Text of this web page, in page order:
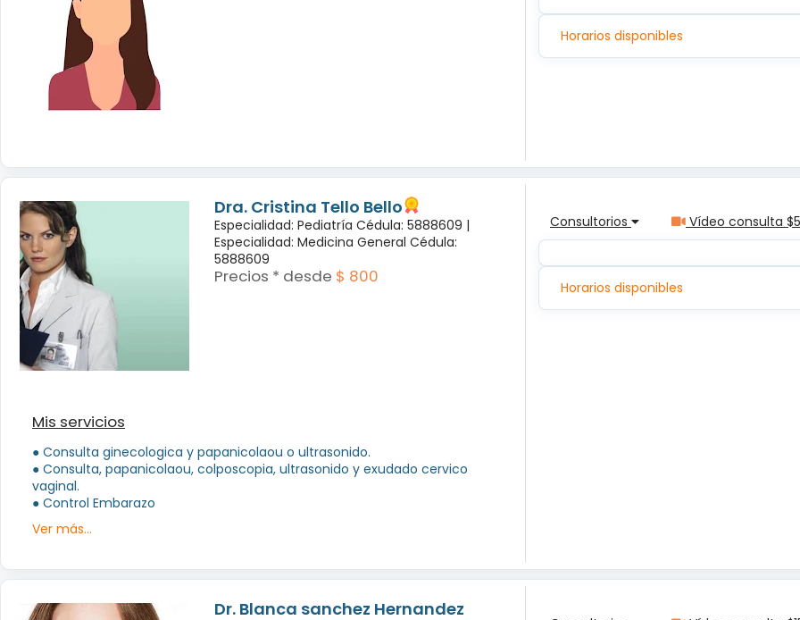
Horarios disponibles
Dra. Cristina Tello Bello
Especialidad: Pediatría Cédula: 5888609 |
Especialidad: Medicina General Cédula:
5888609
Precios * desde $ 800
Mis servicios
● Consulta ginecologica y papanicolaou o ultrasonido.
● Consulta, papanicolaou, colposcopia, ultrasonido y exudado cervico
vaginal.
● Control Embarazo
Ver más...
Consultorios Vídeo consulta
Horarios disponibles
Dr. Blanca sanchez Hernandez